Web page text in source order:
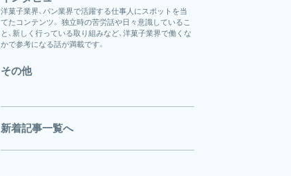
洋菓子業界、パン業界で活躍する仕事人にスポットを当
てたコンテンツ。 独立時の苦労話や日々意識しているこ
と、新しく行っている取り組みなど、洋菓子業界で働くな
かで参考になる話が満載です。
その他
新着記事一覧へ